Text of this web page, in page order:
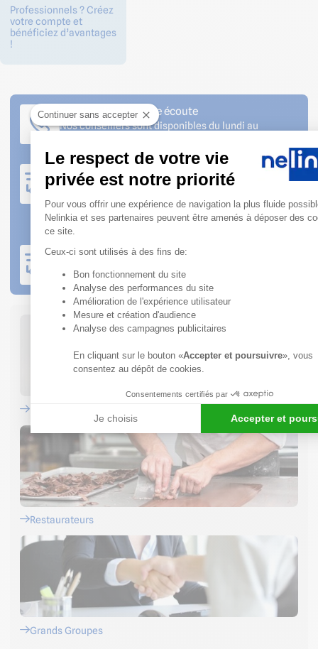
Professionnels ? Créez
votre compte et
bénéficiez d’avantages
!
Service client à votre écoute
Nos conseillers sont disponibles du lundi au
Expédition rapide
Produits en stock : commande expédiée sous 2 jours
Commande sur production : se référer au bon de
commande
Livraison sur votre chantier
Restaurateurs
Grands Groupes
Continuer sans accepter
Le respect de votre vie
privée est notre priorité
Plateforme de Gestion du
Pour vous offrir une expérience de navigation la plus fluide
Nelinkia et ses partenaires peuvent être amenés à déposer des
ce site.
Ceux-ci sont utilisés à des fins de:
Bon fonctionnement du site
Analyse des performances du site
Amélioration de l'expérience utilisateur
Mesure et création d'audience
Analyse des campagnes publicitaires
En cliquant sur le bouton «Accepter et poursuivre», vous
consentez au dépôt de cookies.
Consentements certifiés par
Je choisis Accepter et
Axeptio consent